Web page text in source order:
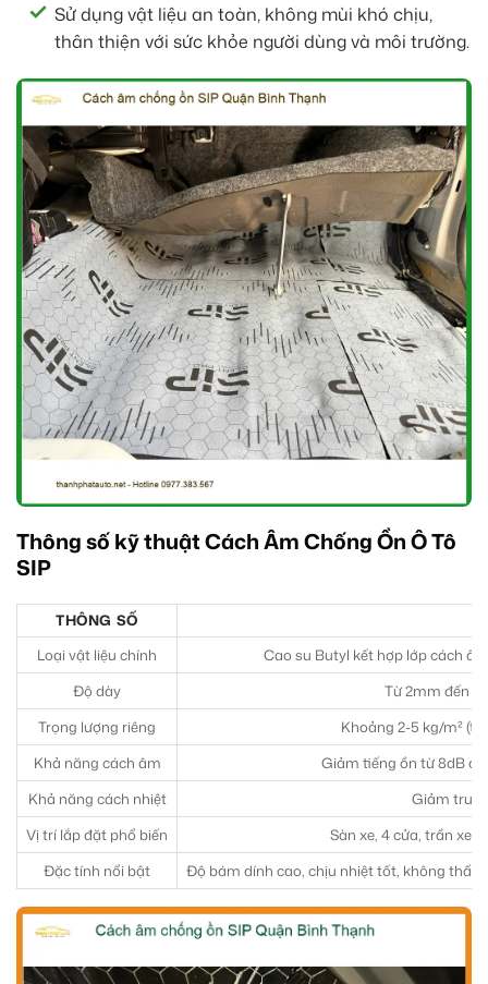
Sử dụng vật liệu an toàn, không mùi khó chịu,
thân thiện với sức khỏe người dùng và môi trường.
Thông số kỹ thuật Cách Âm Chống Ồn Ô Tô
SIP
THÔNG SỐ
Loại vật liệu chính
Cao su Butyl kết hợp lớp cách
Độ dày
Từ 2mm đến
Trọng lượng riêng
Khoảng 2-5 kg/m²
Khả năng cách âm
Giảm tiếng ồn từ 8dB
Khả năng cách nhiệt
Giảm
Vị trí lắp đặt phổ biến
Sàn xe, 4 cửa, trần xe,
Đặc tính nổi bật
Độ bám dính cao, chịu nhiệt tốt, không